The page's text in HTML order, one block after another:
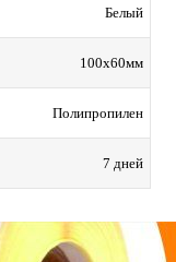
Белый
100х60мм
Полипропилен
7 дней